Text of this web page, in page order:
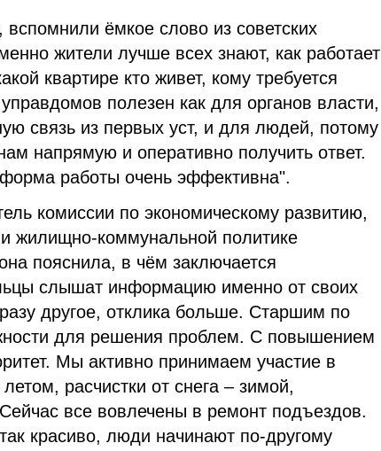
вспомнили ёмкое слово из советских
жители лучше всех знают, как работает
квартире кто живет, кому требуется
полезен как для органов власти,
связь из первых уст, и для людей, потому
напрямую и оперативно получить ответ.
работы очень эффективна".
комиссии по экономическому развитию,
жилищно-коммунальной политике
пояснила, в чём заключается
слышат информацию именно от своих
другое, отклика больше. Старшим по
для решения проблем. С повышением
Мы активно принимаем участие в
расчистки от снега – зимой,
все вовлечены в ремонт подъездов.
красиво, люди начинают по-другому